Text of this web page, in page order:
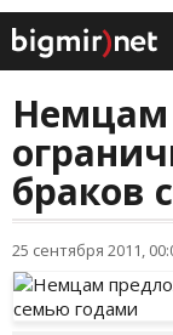
браков
25 сентября 2011,